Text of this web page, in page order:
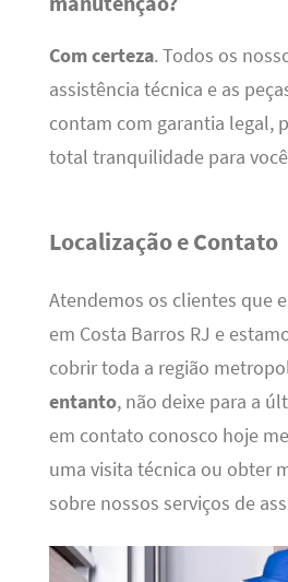
Com certeza. Todos os
assistência técnica e as
contam com garantia legal,
total tranquilidade para
Localização e Contato
Atendemos os clientes que
em Costa Barros RJ e
cobrir toda a região
entanto, não deixe para a
em contato conosco hoje
uma visita técnica ou obter
sobre nossos serviços de